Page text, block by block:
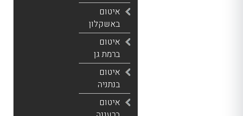
איטום
באשקלון
איטום
ברמת גן
איטום
בנתניה
איטום